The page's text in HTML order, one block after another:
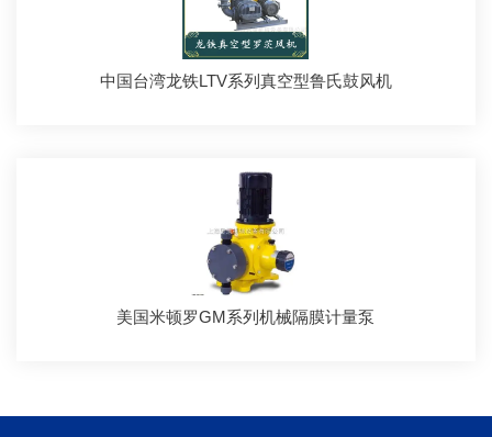
中国台湾龙铁LTV系列真空型鲁氏鼓风机
美国米顿罗GM系列机械隔膜计量泵